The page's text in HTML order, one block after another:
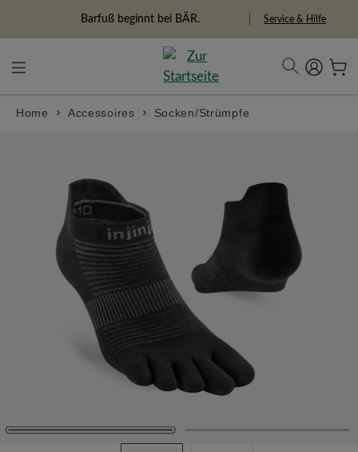
Freiheitspioniere Service & Hilfe
Home Accessoires Socken/Strümpfe